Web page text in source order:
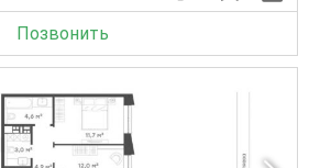
Позвонить